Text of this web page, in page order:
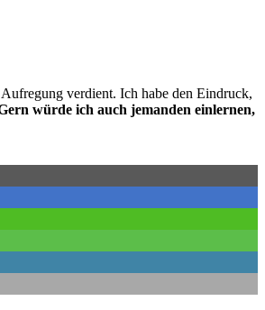
verdient. Ich habe den Eindruck,
würde ich auch jemanden einlernen,